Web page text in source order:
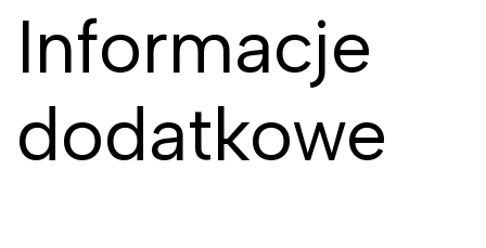
Informacje
dodatkowe